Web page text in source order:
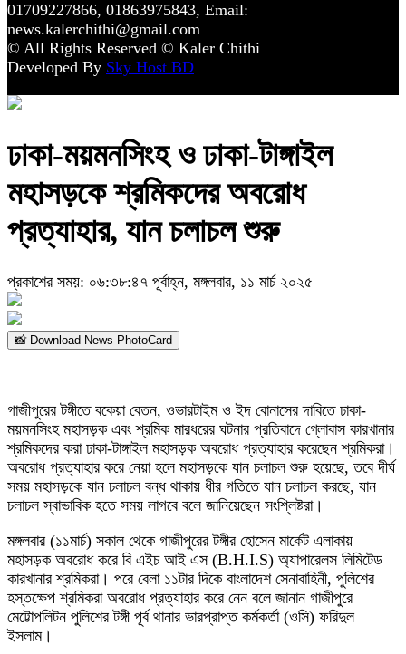
01709227866, 01863975843, Email:
news.kalerchithi@gmail.com
© All Rights Reserved © Kaler Chithi
Developed By Sky Host BD
ঢাকা-ময়মনসিংহ ও ঢাকা-টাঙ্গাইল
মহাসড়কে শ্রমিকদের অবরোধ
প্রত্যাহার, যান চলাচল শুরু
প্রকাশের সময়: ০৬:৩৮:৪৭ পূর্বাহ্ন, মঙ্গলবার, ১১ মার্চ ২০২৫
📸 Download News PhotoCard
গাজীপুরের টঙ্গীতে বকেয়া বেতন, ওভারটাইম ও ইদ বোনাসের দাবিতে ঢাকা-
ময়মনসিংহ মহাসড়ক এবং শ্রমিক মারধরের ঘটনার প্রতিবাদে গ্লোবাস কারখানার
শ্রমিকদের করা ঢাকা-টাঙ্গাইল মহাসড়ক অবরোধ প্রত্যাহার করেছেন শ্রমিকরা।
অবরোধ প্রত্যাহার করে নেয়া হলে মহাসড়কে যান চলাচল শুরু হয়েছে, তবে দীর্ঘ
সময় মহাসড়কে যান চলাচল বন্ধ থাকায় ধীর গতিতে যান চলাচল করছে, যান
চলাচল স্বাভাবিক হতে সময় লাগবে বলে জানিয়েছেন সংশ্লিষ্টরা।
মঙ্গলবার (১১মার্চ) সকাল থেকে গাজীপুরের টঙ্গীর হোসেন মার্কেট এলাকায়
মহাসড়ক অবরোধ করে বি এইচ আই এস (B.H.I.S) অ্যাপারেলস লিমিটেড
কারখানার শ্রমিকরা। পরে বেলা ১১টার দিকে বাংলাদেশ সেনাবাহিনী, পুলিশের
হস্তক্ষেপ শ্রমিকরা অবরোধ প্রত্যাহার করে নেন বলে জানান গাজীপুরে
মেট্টোপলিটন পুলিশের টঙ্গী পূর্ব থানার ভারপ্রাপ্ত কর্মকর্তা (ওসি) ফরিদুল
ইসলাম।